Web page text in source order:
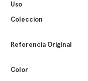
Uso
Coleccion
Referencia Original
Color